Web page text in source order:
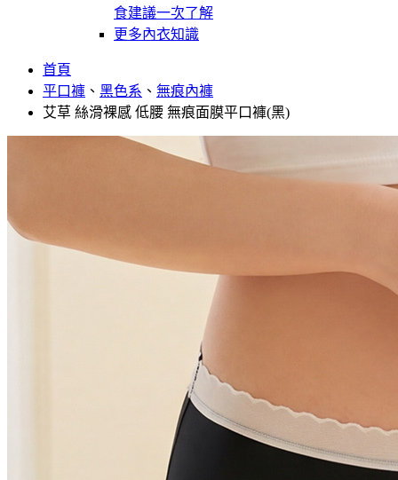
食建議一次了解
更多內衣知識
首頁
平口褲 、 黑色系 、 無痕內褲
艾草 絲滑裸感 低腰 無痕面膜平口褲(黑)